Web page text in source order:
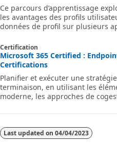
Ce parcours d’apprentissage
les avantages des profils
données de profil sur plusieurs
Certification
Microsoft 365 Certified :
Certifications
Planifier et exécuter une
terminaison, en utilisant les
moderne, les approches de
Last updated on 04/04/2023